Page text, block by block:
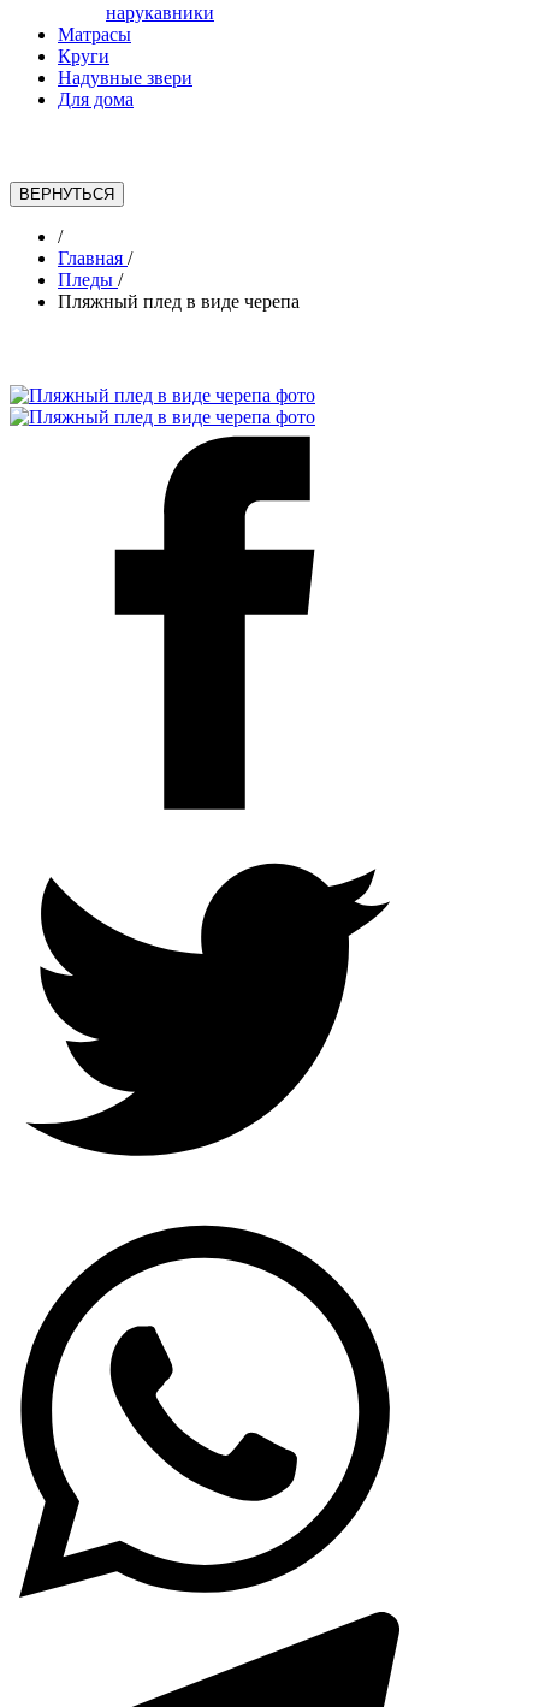
нарукавники
Матрасы
Круги
Надувные звери
Для дома
/
Главная /
Пледы /
Пляжный плед в виде черепа